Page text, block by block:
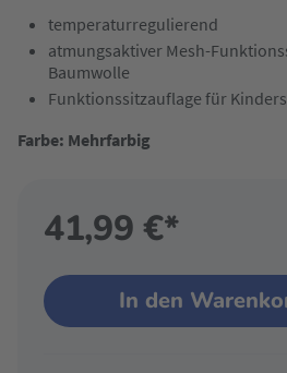
temperaturregulierend
atmungsaktiver Mesh-
Baumwolle
Funktionssitzauflage für
Farbe: Mehrfarbig
41,99 €*
In den